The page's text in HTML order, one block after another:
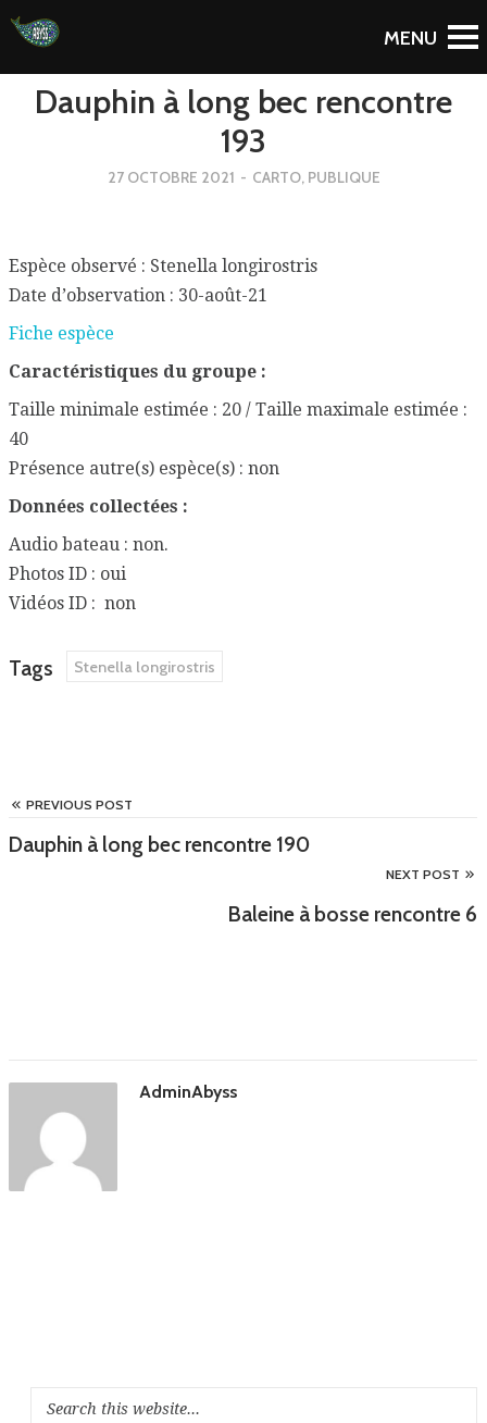
To Blog
Dauphin à long bec rencontre
193
27 OCTOBRE 2021 - CARTO, PUBLIQUE
Espèce observé : Stenella longirostris
Date d’observation : 30-août-21
Fiche espèce
Caractéristiques du groupe :
Taille minimale estimée : 20 / Taille maximale estimée :
40
Présence autre(s) espèce(s) : non
Données collectées :
Audio bateau : non.
Photos ID : oui
Vidéos ID : non
Tags Stenella longirostris
PREVIOUS POST
Dauphin à long bec rencontre 190
NEXT POST
Baleine à bosse rencontre 6
AdminAbyss